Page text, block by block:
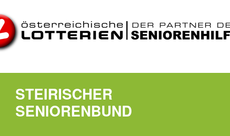
STEIRISCHER
SENIORENBUND